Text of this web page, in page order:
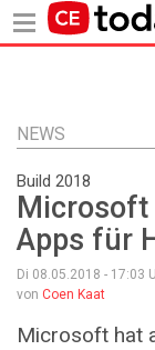
Inhalt
NEWS
Build 2018
Apps für
Di 08.05.2018 - 17:03
von Coen Kaat
Microsoft hat